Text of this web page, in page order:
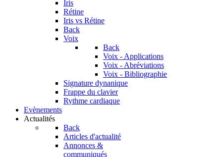
Iris
Rétine
Iris vs Rétine
Back
Voix
Back
Voix - Applications
Voix - Abréviations
Voix - Bibliographie
Signature dynanique
Frappe du clavier
Rythme cardiaque
Evènements
Actualités
Back
Articles d'actualité
Annonces &
communiqués